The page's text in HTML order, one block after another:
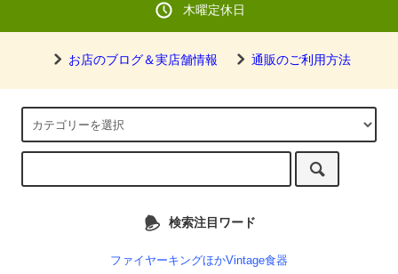
木曜定休日
お店のブログ＆実店舗情報 通販のご利用方法
検索注目ワード
ファイヤーキングほかVintage食器